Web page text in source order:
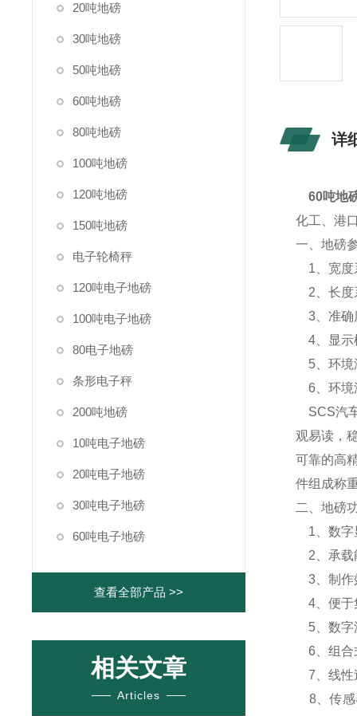
20吨地磅
30吨地磅
50吨地磅
60吨地磅
80吨地磅
100吨地磅
120吨地磅
150吨地磅
电子轮椅秤
120吨电子地磅
100吨电子地磅
80电子地磅
条形电子秤
200吨地磅
10吨电子地磅
20吨电子地磅
30吨电子地磅
60吨电子地磅
查看全部产品 >>
相关文章
Articles
详
60吨地
化工、港
一、地磅
1、宽度
2、长度
3、准确
4、显示
5、环境
6、环境
SCS汽
观易读，
可靠的高
件组成称
二、地磅
1、数字
2、承载
3、制作
4、便于
5、数字
6、组合
7、线性
8、传感